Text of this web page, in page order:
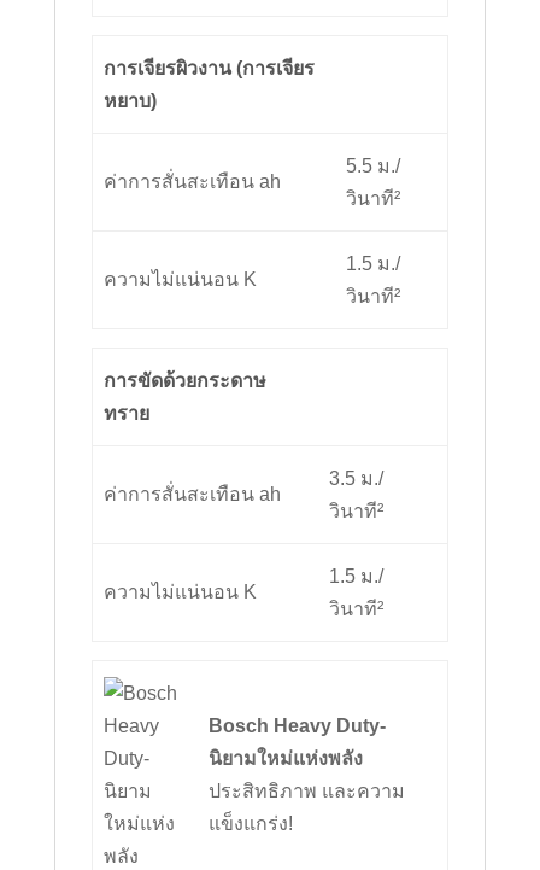
การเจียรผิวงาน (การเจียร
หยาบ)
ค่าการสั่นสะเทือน ah
5.5 ม./
วินาที²
ความไม่แน่นอน K
1.5 ม./
วินาที²
การขัดด้วยกระดาษ
ทราย
ค่าการสั่นสะเทือน ah
3.5 ม./
วินาที²
ความไม่แน่นอน K
1.5 ม./
วินาที²
Bosch Heavy Duty-
นิยามใหม่แห่งพลัง
ประสิทธิภาพ และความ
แข็งแกร่ง!